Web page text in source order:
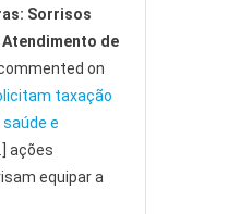
Sorrisos
Atendimento de
on
taxação
e
ações
equipar a